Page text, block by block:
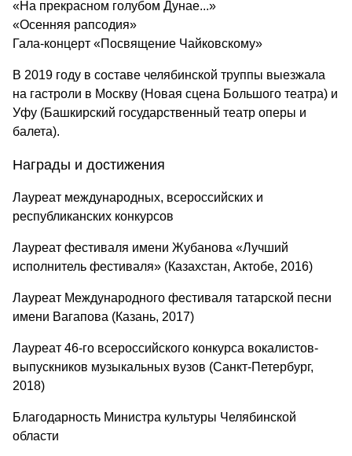
«На прекрасном голубом Дунае...»
«Осенняя рапсодия»
Гала-концерт «Посвящение Чайковскому»
В 2019 году в составе челябинской труппы выезжала
на гастроли в Москву (Новая сцена Большого театра) и
Уфу (Башкирский государственный театр оперы и
балета).
Награды и достижения
Лауреат международных, всероссийских и
республиканских конкурсов
Лауреат фестиваля имени Жубанова «Лучший
исполнитель фестиваля» (Казахстан, Актобе, 2016)
Лауреат Международного фестиваля татарской песни
имени Вагапова (Казань, 2017)
Лауреат 46-го всероссийского конкурса вокалистов-
выпускников музыкальных вузов (Санкт-Петербург,
2018)
Благодарность Министра культуры Челябинской
области